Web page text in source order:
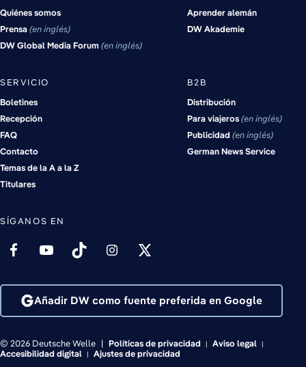
Quiénes somos
Prensa en inglés
DW Global Media Forum en inglés
Aprender alemán
DW Akademie
SERVICIO
Boletines
Recepción
FAQ
Contacto
Temas de la A a la Z
Titulares
B2B
Distribución
Para viajeros en inglés
Publicidad en inglés
German News Service
SÍGANOS EN
Añadir DW como fuente preferida en Google
© 2026 Deutsche Welle Políticas de privacidad
Aviso legal
Accesibilidad digital
Ajustes de privacidad